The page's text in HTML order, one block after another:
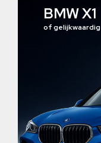
BMW X1
of gelijkwaardig